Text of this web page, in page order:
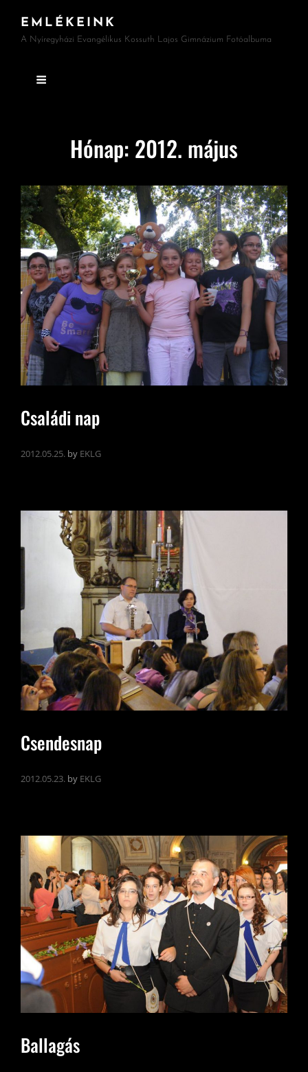
EMLÉKEINK
A Nyíregyházi Evangélikus Kossuth Lajos Gimnázium Fotóalbuma
Hónap: 2012. május
Családi nap
2012.05.25. by EKLG
Csendesnap
2012.05.23. by EKLG
Ballagás